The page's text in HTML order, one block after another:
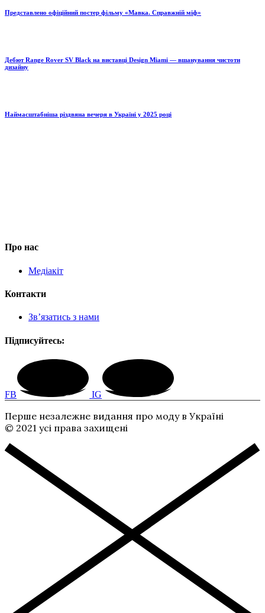
Представлено офіційний постер фільму «Мавка. Справжній міф»
Дебют Range Rover SV Black на виставці Design Miami — вшанування чистоти
дизайну
Наймасштабніша різдвяна вечеря в Україні у 2025 році
Про нас
Медіакіт
Контакти
Зв’язатись з нами
Підписуйтесь:
FB IG
Перше незалежне видання про моду в Україні
© 2021 усі права захищені